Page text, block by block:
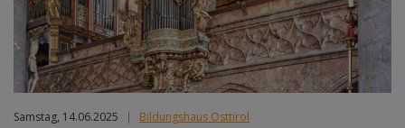
Samstag, 14.06.2025 | Bildungshaus Osttirol